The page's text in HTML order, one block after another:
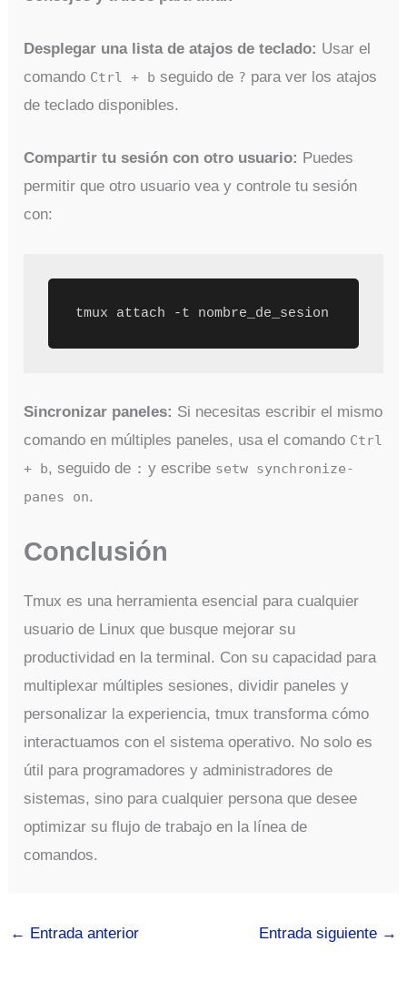
Desplegar una lista de atajos de teclado: Usar el
comando Ctrl + b seguido de ? para ver los atajos
de teclado disponibles.
Compartir tu sesión con otro usuario: Puedes
permitir que otro usuario vea y controle tu sesión
con:
tmux attach -t nombre_de_sesion
Sincronizar paneles: Si necesitas escribir el mismo
comando en múltiples paneles, usa el comando Ctrl
+ b, seguido de : y escribe setw synchronize-
panes on.
Conclusión
Tmux es una herramienta esencial para cualquier
usuario de Linux que busque mejorar su
productividad en la terminal. Con su capacidad para
multiplexar múltiples sesiones, dividir paneles y
personalizar la experiencia, tmux transforma cómo
interactuamos con el sistema operativo. No solo es
útil para programadores y administradores de
sistemas, sino para cualquier persona que desee
optimizar su flujo de trabajo en la línea de
comandos.
← Entrada anterior Entrada siguiente →